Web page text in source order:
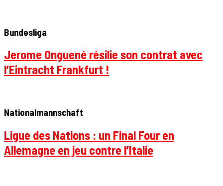
Bundesliga
Jerome Onguené résilie son contrat avec
l’Eintracht Frankfurt !
Nationalmannschaft
Ligue des Nations : un Final Four en
Allemagne en jeu contre l’Italie